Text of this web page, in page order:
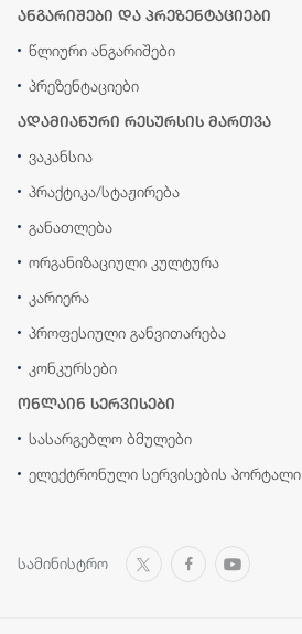
ანგარიშები და პრეზენტაციები
წლიური ანგარიშები
პრეზენტაციები
ადამიანური რესურსის მართვა
ვაკანსია
პრაქტიკა/სტაჟირება
განათლება
ორგანიზაციული კულტურა
კარიერა
პროფესიული განვითარება
კონკურსები
ონლაინ სერვისები
სასარგებლო ბმულები
ელექტრონული სერვისების პორტალი
სამინისტრო